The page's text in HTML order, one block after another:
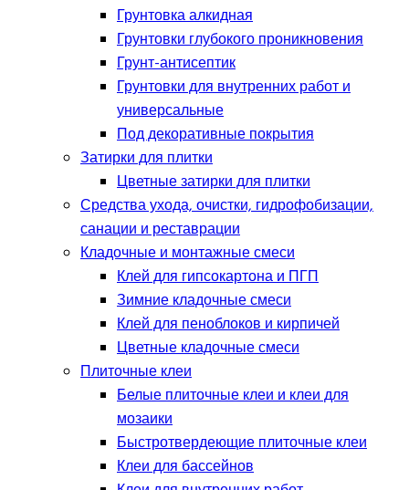
Грунтовка алкидная
Грунтовки глубокого проникновения
Грунт-антисептик
Грунтовки для внутренних работ и
универсальные
Под декоративные покрытия
Затирки для плитки
Цветные затирки для плитки
Средства ухода, очистки, гидрофобизации,
санации и реставрации
Кладочные и монтажные смеси
Клей для гипсокартона и ПГП
Зимние кладочные смеси
Клей для пеноблоков и кирпичей
Цветные кладочные смеси
Плиточные клеи
Белые плиточные клеи и клеи для
мозаики
Быстротвердеющие плиточные клеи
Клеи для бассейнов